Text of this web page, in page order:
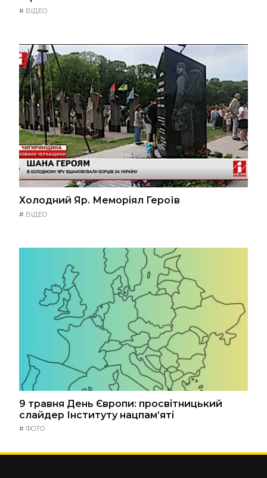
# ВІДЕО
Холодний Яр. Меморіял Героїв
# ВІДЕО
9 травня День Європи: просвітницький
слайдер Інституту нацпам’яті
# ФОТО